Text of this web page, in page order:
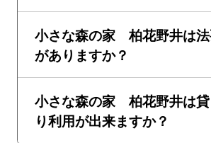
小さな森の家 柏花野井は
がありますか？
小さな森の家 柏花野井は
り利用が出来ますか？